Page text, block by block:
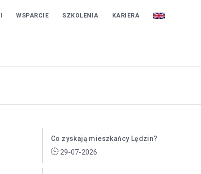
WSPARCIE SZKOLENIA KARIERA REKORD SI
Co zyskają mieszkańcy Lędzin?
29-07-2026